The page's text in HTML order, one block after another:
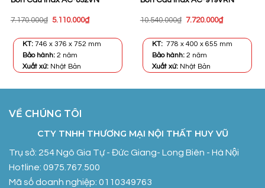
7.170.000₫ Giá
7.170.000₫.
5.110.000₫Giá
là:
KT: 746 x 376 x 752 mm
Bảo hành:2 năm
Xuất xứ: Nhật Bản
10.540.000₫ Giá
10.540.000₫.
7.720.000₫Giá
là:
KT: 778 x 400 x 655 mm
Bảo hành:2 năm
Xuất xứ: Nhật Bản
VỀ CHÚNG TÔI
CTY TNHH THƯƠNG MẠI NỘI THẤT HUY VŨ
Trụ sở: 254 Ngô Gia Tự - Đức Giang- Long Biên - Hà Nội
Hotline: 0975.767.500
Mã số doanh nghiệp: 0110349763